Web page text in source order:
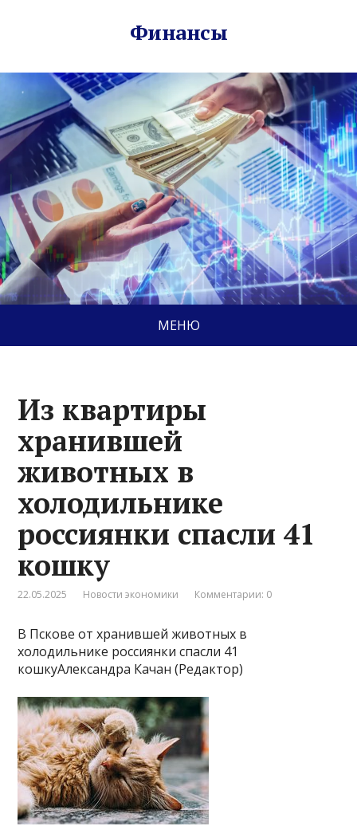
Финансы
МЕНЮ
Из квартиры
хранившей
животных в
холодильнике
россиянки спасли 41
кошку
22.05.2025 Новости экономики Комментарии: 0
В Пскове от хранившей животных в
холодильнике россиянки спасли 41
кошкуАлександра Качан (Редактор)